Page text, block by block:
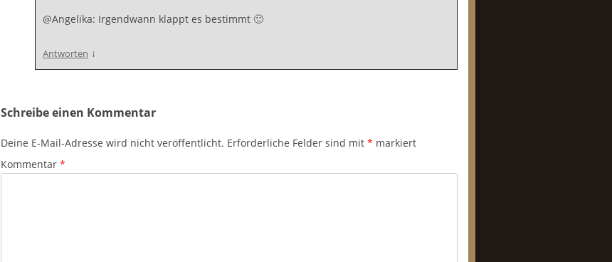
@Angelika: Irgendwann klappt es bestimmt 🙂
Antworten ↓
Schreibe einen Kommentar
Deine E-Mail-Adresse wird nicht veröffentlicht. Erforderliche Felder sind mit * markiert
Kommentar *